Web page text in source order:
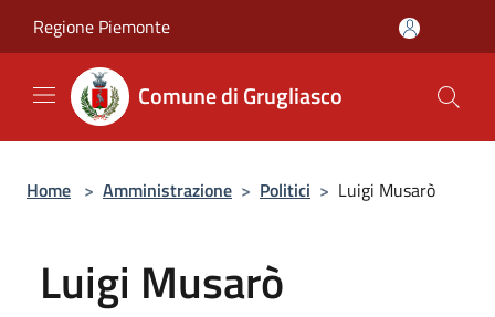
Regione Piemonte
Comune di Grugliasco
Home > Amministrazione > Politici > Luigi Musarò
Luigi Musarò